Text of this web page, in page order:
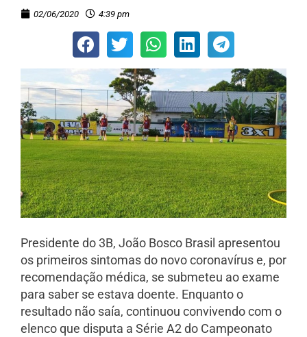
02/06/2020 4:39 pm
Presidente do 3B, João Bosco Brasil apresentou
os primeiros sintomas do novo coronavírus e, por
recomendação médica, se submeteu ao exame
para saber se estava doente. Enquanto o
resultado não saía, continuou convivendo com o
elenco que disputa a Série A2 do Campeonato